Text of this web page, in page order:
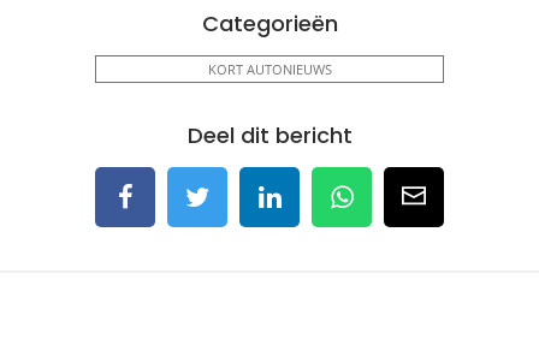
Categorieën
KORT AUTONIEUWS
Deel dit bericht